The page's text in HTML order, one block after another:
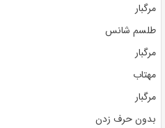
مرگبار
طلسم شانس
مرگبار
مهتاب
مرگبار
بدون حرف زدن